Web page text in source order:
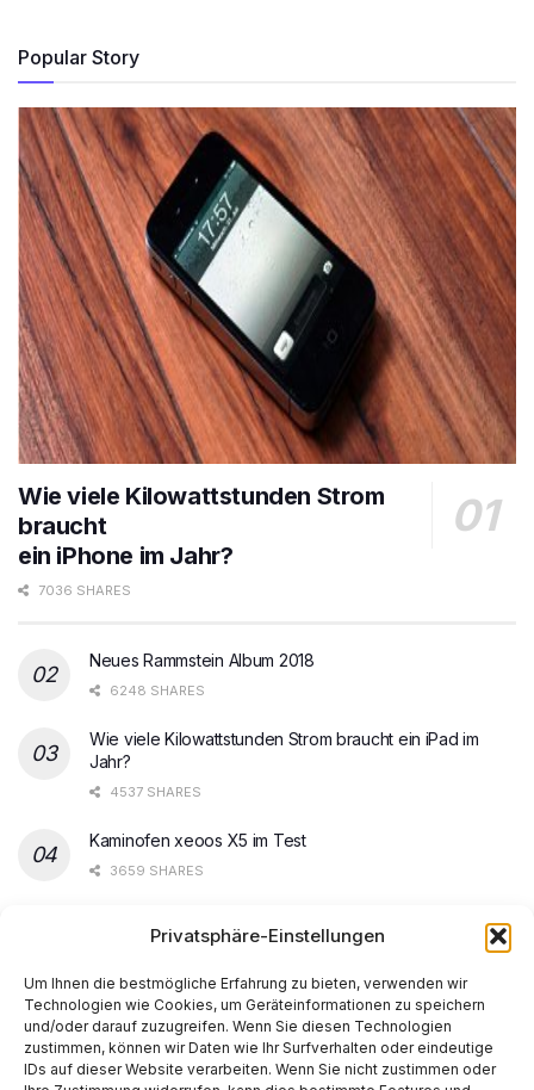
Privatsphäre-Einstellungen
Um Ihnen die bestmögliche Erfahrung zu bieten, verwenden wir
Technologien wie Cookies, um Geräteinformationen zu speichern
und/oder darauf zuzugreifen. Wenn Sie diesen Technologien
zustimmen, können wir Daten wie Ihr Surfverhalten oder eindeutige
IDs auf dieser Website verarbeiten. Wenn Sie nicht zustimmen oder
Popular Story
Wie viele Kilowattstunden Strom
braucht
ein iPhone im Jahr?
7036 SHARES
Neues Rammstein Album 2018
6248 SHARES
Wie viele Kilowattstunden Strom braucht ein iPad im
Jahr?
4537 SHARES
Kaminofen xeoos X5 im Test
3659 SHARES